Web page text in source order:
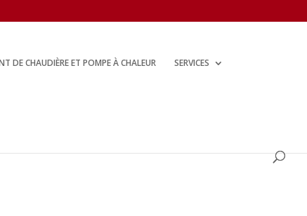
DE CHAUDIÈRE ET POMPE À CHALEUR SERVICES